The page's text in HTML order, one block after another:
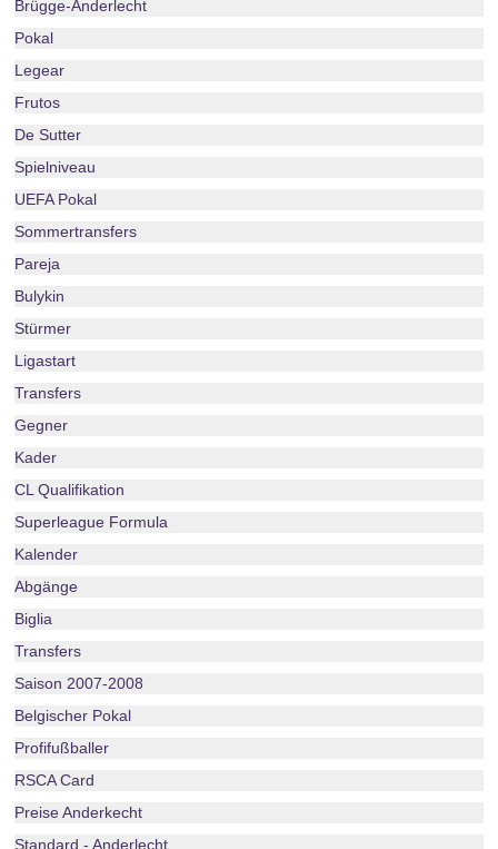
Brügge-Anderlecht
Pokal
Legear
Frutos
De Sutter
Spielniveau
UEFA Pokal
Sommertransfers
Pareja
Bulykin
Stürmer
Ligastart
Transfers
Gegner
Kader
CL Qualifikation
Superleague Formula
Kalender
Abgänge
Biglia
Transfers
Saison 2007-2008
Belgischer Pokal
Profifußballer
RSCA Card
Preise Anderkecht
Standard - Anderlecht